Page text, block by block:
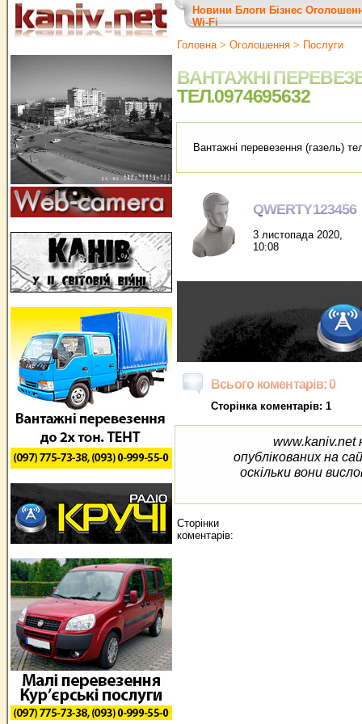
Новини Блоги Бізнес
Wi-Fi
Головна> Оголошення > Послуги
ВАНТАЖНІ
ТЕЛ.0974695632
Вантажні перевезення (газель)
QWERTY123456
3 листопада 2020,
10:08
Всього коментарів: 0
Сторінка коментарів: 1
www.kaniv.net
опублікованих на
оскільки вони
Сторінки
коментарів: